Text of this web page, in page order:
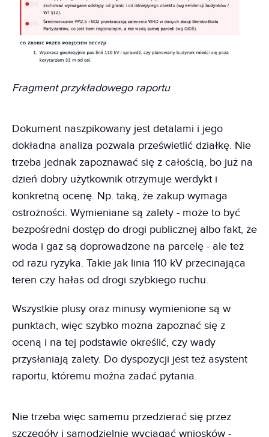
Fragment przykładowego raportu
Dokument naszpikowany jest detalami i jego
dokładna analiza pozwala prześwietlić działkę. Nie
trzeba jednak zapoznawać się z całością, bo już na
dzień dobry użytkownik otrzymuje werdykt i
konkretną ocenę. Np. taką, że zakup wymaga
ostrożności. Wymieniane są zalety - może to być
bezpośredni dostęp do drogi publicznej albo fakt, że
woda i gaz są doprowadzone na parcelę - ale też
od razu ryzyka. Takie jak linia 110 kV przecinająca
teren czy hałas od drogi szybkiego ruchu.
Wszystkie plusy oraz minusy wymienione są w
punktach, więc szybko można zapoznać się z
oceną i na tej podstawie określić, czy wady
przysłaniają zalety. Do dyspozycji jest też asystent
raportu, któremu można zadać pytania.
Nie trzeba więc samemu przedzierać się przez
szczegóły i samodzielnie wyciągać wniosków -